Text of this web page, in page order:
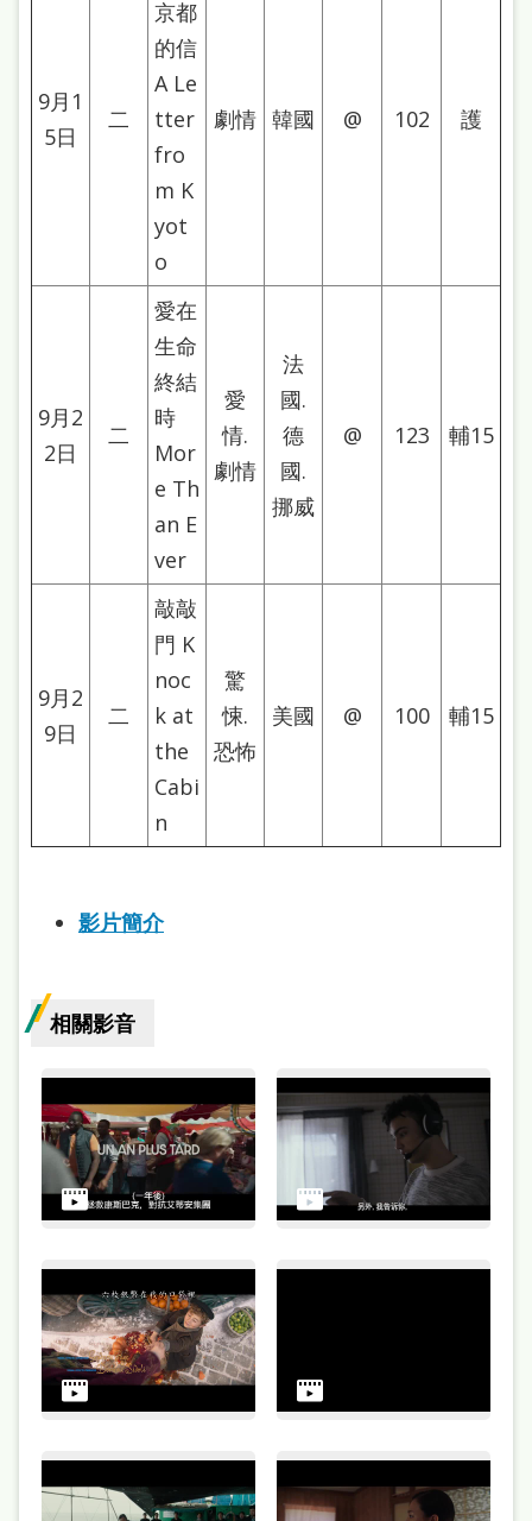
資
權
侵
理
聯
絡
9月1
5日
二
京都
的信
A Le
tter
fro
m K
yot
o
劇情 韓國 @ 102 護
9月2
2日
二
愛在
生命
終結
時
Mor
e Th
an E
ver
愛
情.
劇情
法
國.
德
國.
挪威
@ 123 輔15
9月2
9日
二
敲敲
門 K
noc
k at
the
Cabi
n
驚
悚.
恐怖
美國 @ 100 輔15
影片簡介
相關影音